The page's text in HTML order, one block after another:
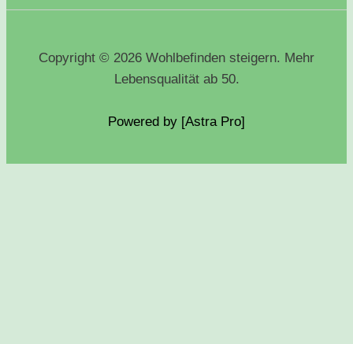
Copyright © 2026 Wohlbefinden steigern. Mehr
Lebensqualität ab 50.
Powered by [Astra Pro]